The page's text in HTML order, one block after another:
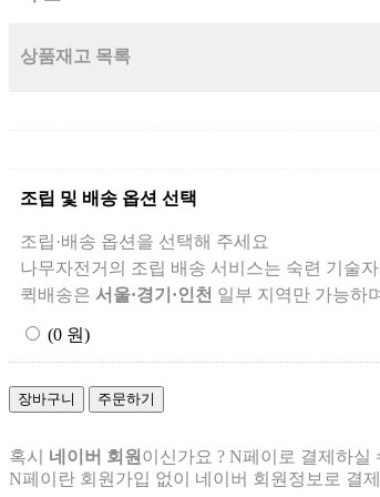
상품재고 목록
조립 및 배송 옵션 선택
조립·배송 옵션을 선택해 주세요
나무자전거의 조립 배송 서비스는 숙련 기술
퀵배송은 서울·경기·인천 일부 지역만 가능하
(0 원)
장바구니 주문하기
혹시 네이버 회원 이신가요 ? N페이로 결제하실
N페이란 회원가입 없이 네이버 회원정보로 결